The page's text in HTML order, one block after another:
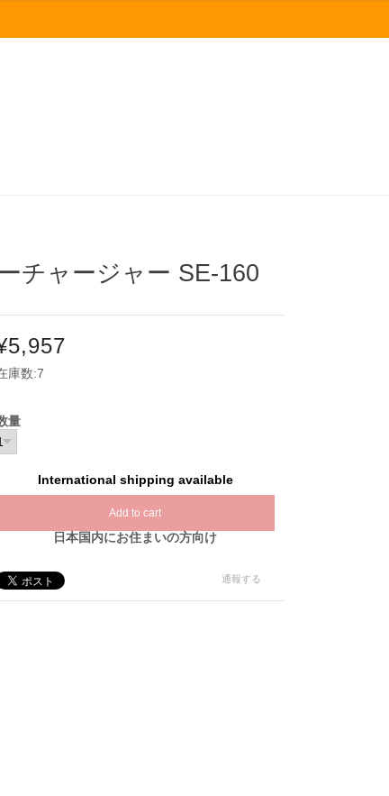
チャージャー SE-160
庫数:7
量
International shipping available
Add to cart
日本国内にお住まいの方向け
通報する